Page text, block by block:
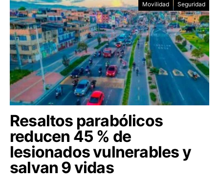
Movilidad Seguridad
Resaltos parabólicos
reducen 45 % de
lesionados vulnerables y
salvan 9 vidas